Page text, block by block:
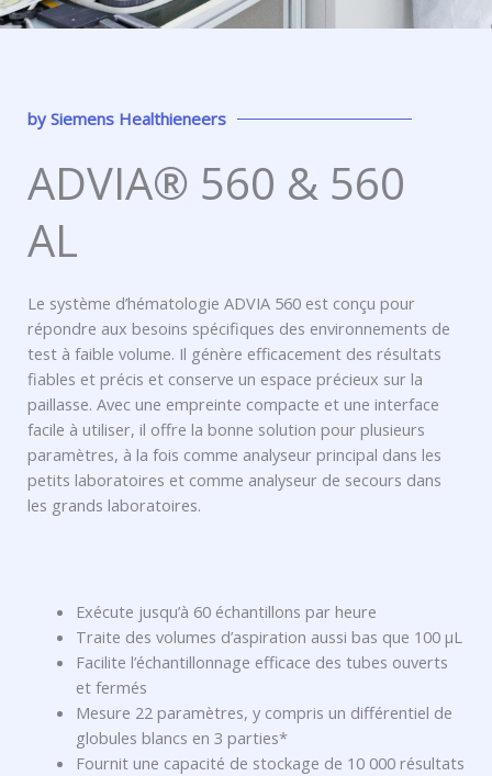
by Siemens Healthieneers
ADVIA® 560 & 560
AL
Le système d’hématologie ADVIA 560 est conçu pour
répondre aux besoins spécifiques des environnements de
test à faible volume. Il génère efficacement des résultats
fiables et précis et conserve un espace précieux sur la
paillasse. Avec une empreinte compacte et une interface
facile à utiliser, il offre la bonne solution pour plusieurs
paramètres, à la fois comme analyseur principal dans les
petits laboratoires et comme analyseur de secours dans
les grands laboratoires.
Exécute jusqu’à 60 échantillons par heure
Traite des volumes d’aspiration aussi bas que 100 µL
Facilite l’échantillonnage efficace des tubes ouverts
et fermés
Mesure 22 paramètres, y compris un différentiel de
globules blancs en 3 parties*
Fournit une capacité de stockage de 10 000 résultats